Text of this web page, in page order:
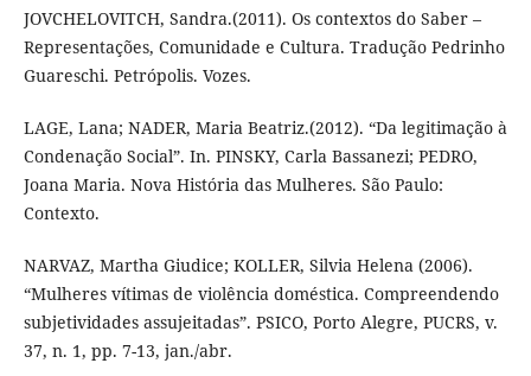
JOVCHELOVITCH, Sandra.(2011). Os contextos do Saber –
Representações, Comunidade e Cultura. Tradução Pedrinho
Guareschi. Petrópolis. Vozes.
LAGE, Lana; NADER, Maria Beatriz.(2012). “Da legitimação à
Condenação Social”. In. PINSKY, Carla Bassanezi; PEDRO,
Joana Maria. Nova História das Mulheres. São Paulo:
Contexto.
NARVAZ, Martha Giudice; KOLLER, Silvia Helena (2006).
“Mulheres vítimas de violência doméstica. Compreendendo
subjetividades assujeitadas”. PSICO, Porto Alegre, PUCRS, v.
37, n. 1, pp. 7-13, jan./abr.